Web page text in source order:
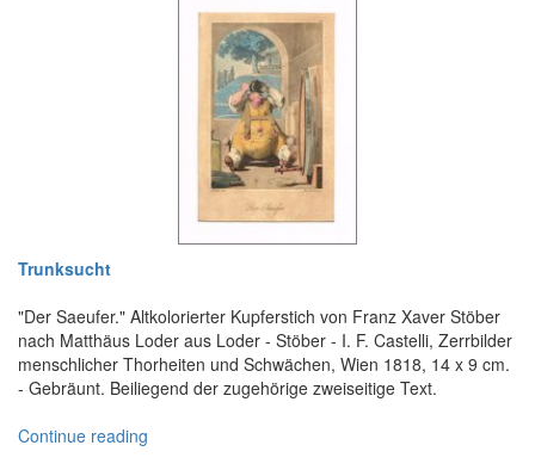
Trunksucht
"Der Saeufer." Altkolorierter Kupferstich von Franz Xaver Stöber
nach Matthäus Loder aus Loder - Stöber - I. F. Castelli, Zerrbilder
menschlicher Thorheiten und Schwächen, Wien 1818, 14 x 9 cm.
- Gebräunt. Beiliegend der zugehörige zweiseitige Text.
Continue reading